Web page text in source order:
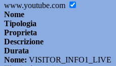
www.youtube.com
Nome
Tipologia
Proprieta
Descrizione
Durata
Nome: VISITOR_INFO1_LIVE